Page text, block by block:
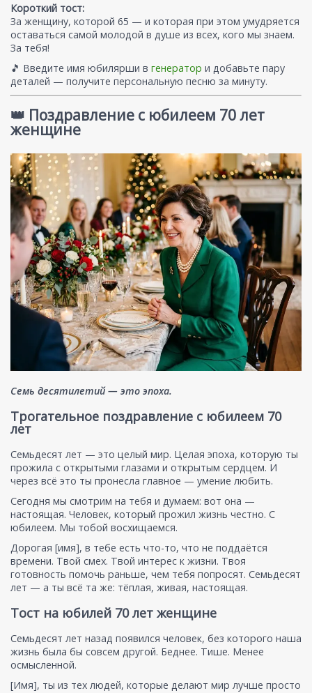
Короткий тост:
За женщину, которой 65 — и которая при этом умудряется
оставаться самой молодой в душе из всех, кого мы знаем.
За тебя!
🎵 Введите имя юбилярши в генератор и добавьте пару
деталей — получите персональную песню за минуту.
👑 Поздравление с юбилеем 70 лет
женщине
Семь десятилетий — это эпоха.
Трогательное поздравление с юбилеем 70
лет
Семьдесят лет — это целый мир. Целая эпоха, которую ты
прожила с открытыми глазами и открытым сердцем. И
через всё это ты пронесла главное — умение любить.
Сегодня мы смотрим на тебя и думаем: вот она —
настоящая. Человек, который прожил жизнь честно. С
юбилеем. Мы тобой восхищаемся.
Дорогая [имя], в тебе есть что-то, что не поддаётся
времени. Твой смех. Твой интерес к жизни. Твоя
готовность помочь раньше, чем тебя попросят. Семьдесят
лет — а ты всё та же: тёплая, живая, настоящая.
Тост на юбилей 70 лет женщине
Семьдесят лет назад появился человек, без которого наша
жизнь была бы совсем другой. Беднее. Тише. Менее
осмысленной.
[Имя], ты из тех людей, которые делают мир лучше просто